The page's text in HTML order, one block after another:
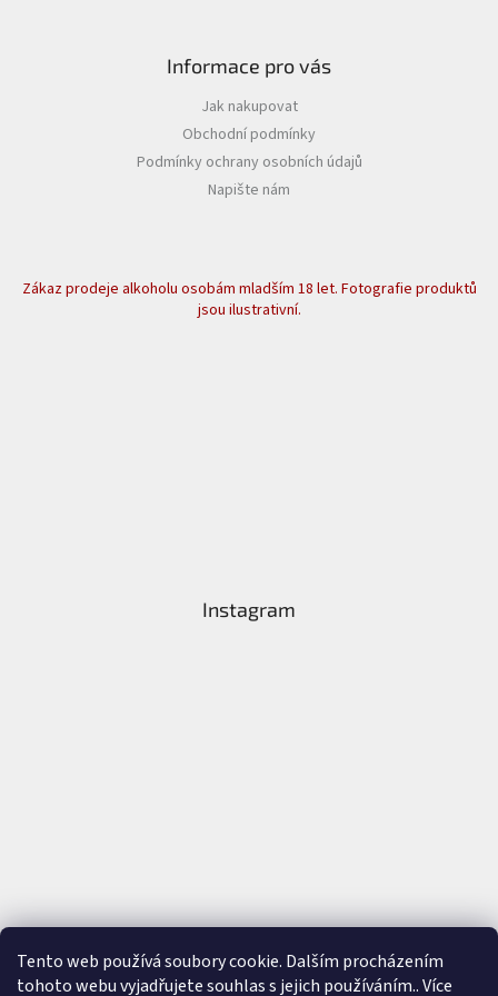
Tento web používá soubory cookie. Dalším procházením
tohoto webu vyjadřujete souhlas s jejich používáním.. Více
Informace pro vás
Jak nakupovat
Obchodní podmínky
Podmínky ochrany osobních údajů
Napište nám
Zákaz prodeje alkoholu osobám mladším 18 let. Fotografie produktů
jsou ilustrativní.
Instagram